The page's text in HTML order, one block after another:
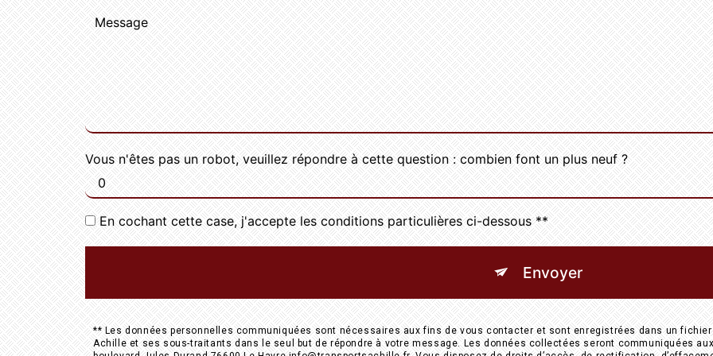
Vous n'êtes pas un robot, veuillez répondre à cette question : combien font un plus neuf ?
En cochant cette case, j'accepte les conditions particulières ci-dessous **
Envoyer
** Les données personnelles communiquées sont nécessaires aux fins de vous contacter et sont enregistrées dans un
Achille et ses sous-traitants dans le seul but de répondre à votre message. Les données collectées seront communiquées